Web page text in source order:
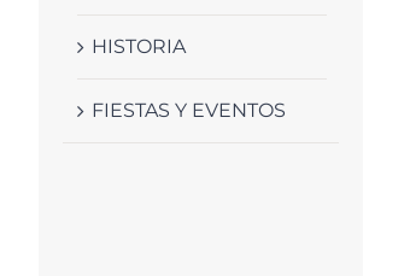
HISTORIA
FIESTAS Y EVENTOS